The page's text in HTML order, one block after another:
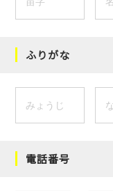
ふりがな
電話番号